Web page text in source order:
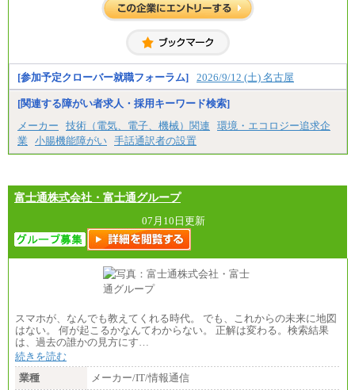
一般事務職
・高専卒（専攻科）／月給206,400円
・高専卒（本科）月給197,800円
・短大卒／月給197,800円
・専門卒（2年）／月給197,800円
※試用期間中も給与に変更はございません。
中途：
（１）（２）
月給：270,000円～
想定年収：490万円～1,100万円
・1,090万円/38歳・月給59万円 *残業代・家族手当
対象外
（３）
月給：190,000円～
想定年収：340万円～610万円
年収例：
・460万円/28歳・月給26万円
・520万円/32歳・月給29万円
（４）
月給：201,000円～
想定年収：360万円～680万円
年収例：
年収例は賞与含む、残業代・家族手当含まず
[参加予定クローバー就職フォーラム] 2026/9/12 (土) 名古屋
[関連する障がい者求人・採用キーワード検索]
メーカー
技術（電気、電子、機械）関連
環境・エコロジー追求企
業
小腸機能障がい 手話通訳者の設置
富士通株式会社・富士通グループ
07月10日更新
スマホが、なんでも教えてくれる時代。 でも、これからの未来に地図
はない。 何が起こるかなんてわからない。 正解は変わる。検索結果
は、過去の誰かの見方にす…
続きを読む
業種
メーカー/IT/情報通信